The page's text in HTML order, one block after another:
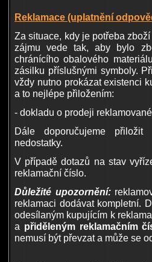
Reklamace (uplatnění
Za situace, kdy je potřeba
zájmu vede tak, aby bylo
chránícího obalového
zásilku příslušnými symboly.
vždy nutno prokázat existenci
a to nejlépe přiložením:
- dokladu o prodeji
Dále doporučujeme
nedostatky.
V případě dotazů na stav
reklamační číslo.
Důležité upozornění:
reklamaci dodávat kompletní.
odesílaným kupujícím k
a přiděleným reklamačním
nemusí být převzat a může se